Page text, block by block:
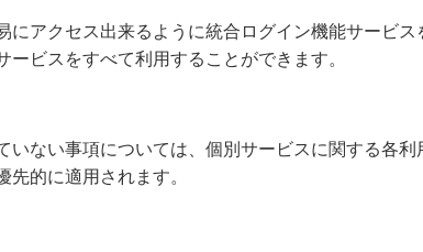
アクセス出来るように統合ログイン機能サービ
ビスをすべて利用することができます。
ない事項については、個別サービスに関する各
的に適用されます。